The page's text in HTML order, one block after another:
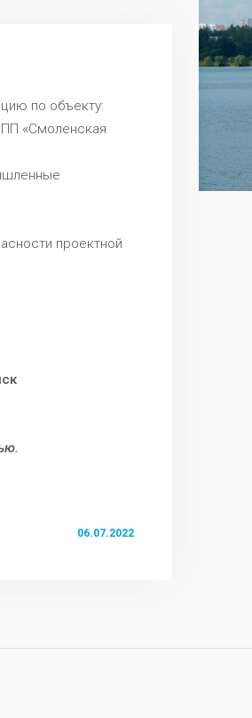
по объекту:
ПП «Смоленская
проектной
06.07.2022